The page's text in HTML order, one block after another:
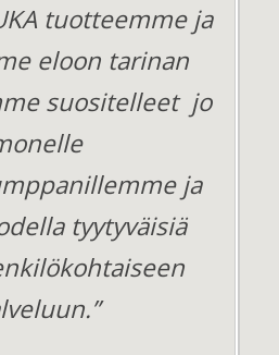
tuotteemme ja
eloon tarinan
suositelleet jo
ja
tyytyväisiä